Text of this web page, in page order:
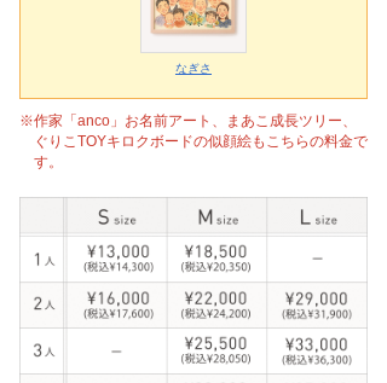
なぎさ
※作家「anco」お名前アート、まあこ成長ツリー、
ぐりこTOYキロクボードの似顔絵もこちらの料金で
す。